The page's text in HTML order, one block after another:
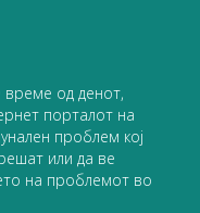
од денот,
порталот на
проблем кој
или да ве
на проблемот во